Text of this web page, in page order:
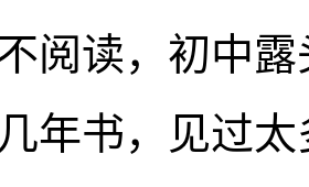
阅读，初中
年书，见过